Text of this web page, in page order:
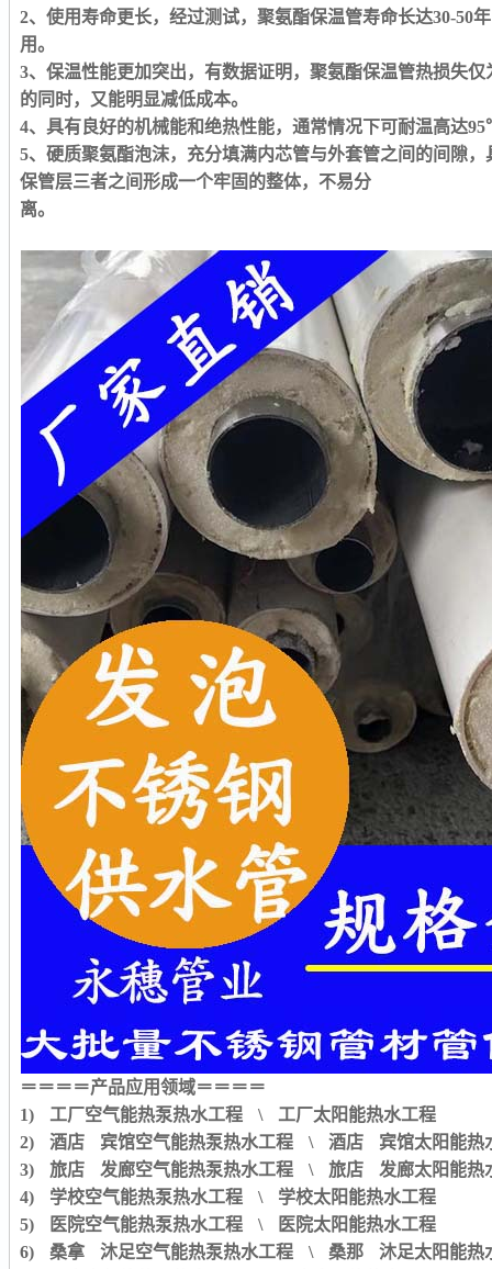
2、使用寿命更长，经过测试，聚氨酯保温管寿命长达30-50
用。
3、保温性能更加突出，有数据证明，聚氨酯保温管热损失
的同时，又能明显减低成本。
4、具有良好的机械能和绝热性能，通常情况下可耐温高达
5、硬质聚氨酯泡沫，充分填满内芯管与外套管之间的间隙
保管层三者之间形成一个牢固的整体，不易分
离。
＝＝＝＝产品应用领域＝＝＝＝
1) 工厂空气能热泵热水工程\ 工厂太阳能热水工程
2)酒店 宾馆空气能热泵热水工程\酒店 宾馆太阳能热
3)旅店 发廊空气能热泵热水工程\旅店 发廊太阳能热
4) 学校空气能热泵热水工程\ 学校太阳能热水工程
5)
医院空气能热泵热水工程\
医院太阳能热水工程
6)桑拿 沐足空气能热泵热水工程\桑那 沐足太阳能热